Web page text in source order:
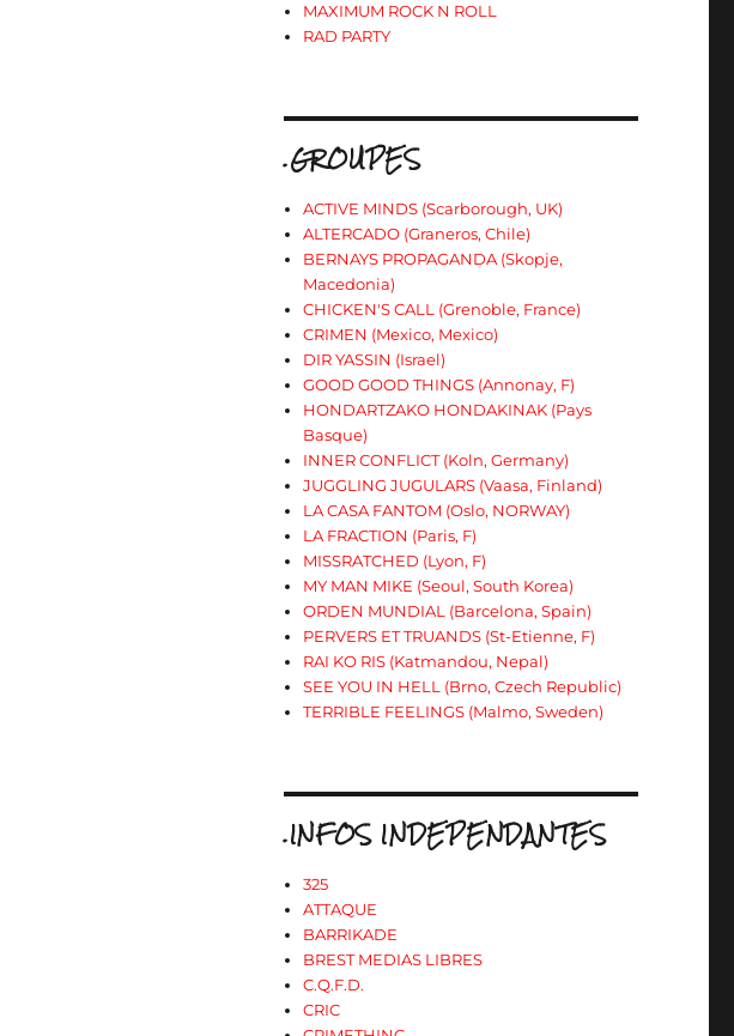
MAXIMUM ROCK N ROLL
RAD PARTY
.GROUPES
ACTIVE MINDS (Scarborough, UK)
ALTERCADO (Graneros, Chile)
BERNAYS PROPAGANDA (Skopje,
Macedonia)
CHICKEN'S CALL (Grenoble, France)
CRIMEN (Mexico, Mexico)
DIR YASSIN (Israel)
GOOD GOOD THINGS (Annonay, F)
HONDARTZAKO HONDAKINAK (Pays
Basque)
INNER CONFLICT (Koln, Germany)
JUGGLING JUGULARS (Vaasa, Finland)
LA CASA FANTOM (Oslo, NORWAY)
LA FRACTION (Paris, F)
MISSRATCHED (Lyon, F)
MY MAN MIKE (Seoul, South Korea)
ORDEN MUNDIAL (Barcelona, Spain)
PERVERS ET TRUANDS (St-Etienne, F)
RAI KO RIS (Katmandou, Nepal)
SEE YOU IN HELL (Brno, Czech Republic)
TERRIBLE FEELINGS (Malmo, Sweden)
.INFOS INDEPENDANTES
325
ATTAQUE
BARRIKADE
BREST MEDIAS LIBRES
C.Q.F.D.
CRIC